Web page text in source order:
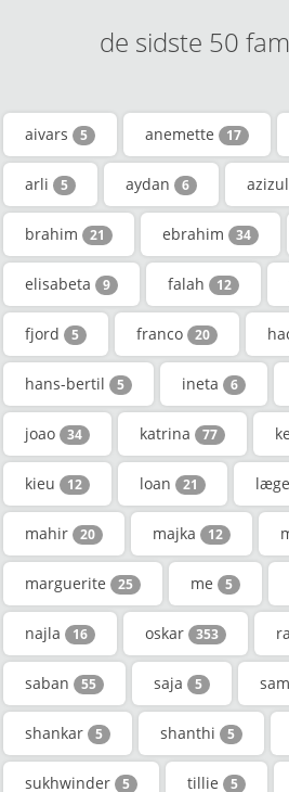
de sidste 50
aivars 5 anemette 17
arli 5 aydan 6
brahim 21 ebrahim 34
elisabeta 9 falah 12
fjord 5 franco 20
hans-bertil 5 ineta 6
joao 34 katrina 77
kieu 12 loan 21 læge
mahir 20 majka 12
marguerite 25 me 5
najla 16 oskar 353
saban 55 saja 5
shankar 5 shanthi 5
sukhwinder 5 tillie 5